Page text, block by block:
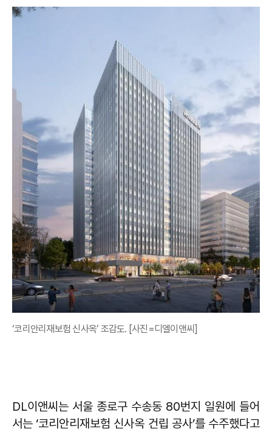
‘코리안리재보험 신사옥’ 조감도. [사진=디엘이앤씨]
DL이앤씨는 서울 종로구 수송동 80번지 일원에 들어
서는 ‘코리안리재보험 신사옥 건립 공사’를 수주했다고